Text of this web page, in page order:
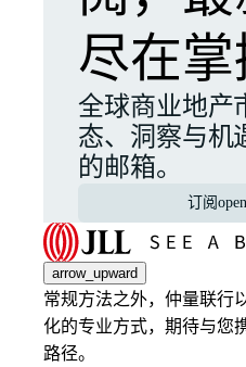
尽在掌
全球商业地产
态、洞察与机
的邮箱。
订阅
arrow_upward
常规方法之外，仲量联行
化的专业方式，期待与您
路径。